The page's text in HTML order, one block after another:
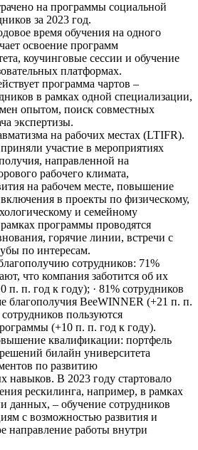
на программы социальной
за 2023 год.
время обучения на одного
освоение программ
коучинговые сессии и обучение
платформах.
программа чартов –
в рамках одной специализации,
опытом, поиск совместных
экспертизы.
на рабочих местах (LTIFR).
участие в мероприятиях
направленной на
рабочего климата,
на рабочем месте, повышение
в проекты по физическому,
и семейному
программы проводятся
горячие линии, встречи с
по интересам.
сотрудников: 71%
что компания заботится об их
п. п. год к году); · 81% сотрудников
благополучия BeeWINNER (+21 п. п.
пользуются
(+10 п. п. год к году).
квалификации: портфель
билайн университета
по развитию
навыков. В 2023 году стартовало
рескилинга, например, в рамках
– обучение сотрудников
с возможностью развития и
направление работы внутри